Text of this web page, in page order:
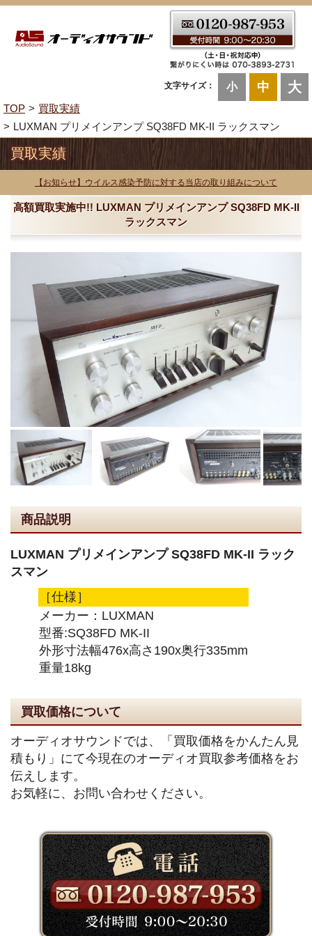
文字サイズ： 小 中 大
TOP
買取実績
LUXMAN プリメインアンプ SQ38FD MK-II ラックスマン
買取実績
【お知らせ】ウイルス感染予防に対する当店の取り組みについて
高額買取実施中!! LUXMAN プリメインアンプ SQ38FD MK-II
ラックスマン
商品説明
LUXMAN プリメインアンプ SQ38FD MK-II ラック
スマン
［仕様］
メーカー：LUXMAN
型番:SQ38FD MK-II
外形寸法幅476x高さ190x奥行335mm
重量18kg
買取価格について
オーディオサウンドでは、「買取価格をかんたん見
積もり」にて今現在のオーディオ買取参考価格をお
伝えします。
お気軽に、お問い合わせください。